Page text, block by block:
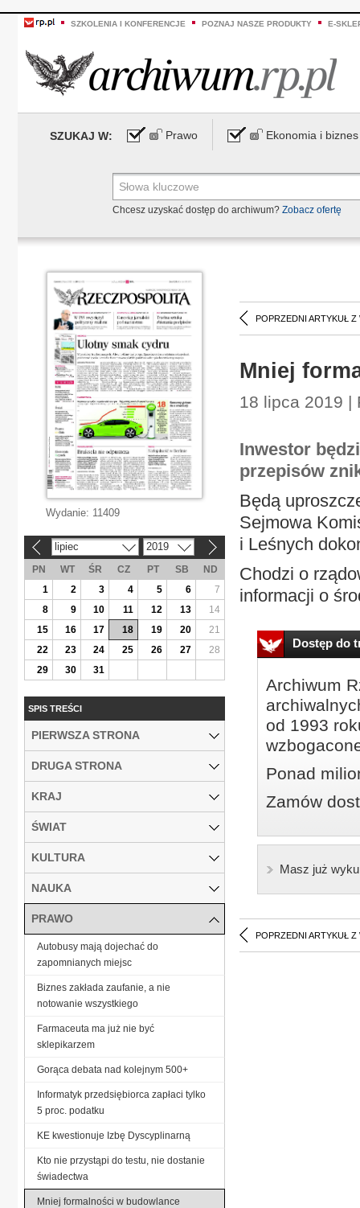
SZKOLENIA I KONFERENCJE POZNAJ NASZE PRODUKTY E-
SZUKAJ W: Prawo Ekonomia i biznes
Chcesz uzyskać dostęp do archiwum? Zobacz ofertę
POPRZEDNI ARTYKUŁ Z
Mniej
18 lipca 2019 |
Inwestor
przepisów
Będą
Sejmowa
i Leśnych
Chodzi o
informacji o
Dostęp do
Archiwum
od 1993
Ponad
Zamów
Masz już
POPRZEDNI ARTYKUŁ Z
Wydanie: 11409
lipiec 2019
PN WT ŚR CZ PT SB
ND
1
2 3 4 5 6
7
8
9 10 11 12 13
14
15
16 17 18 19 20
21
22
23 24 25 26 27
28
29
30 31
SPIS TREŚCI
PIERWSZA STRONA
DRUGA STRONA
KRAJ
ŚWIAT
KULTURA
NAUKA
PRAWO
Autobusy mają dojechać do
zapomnianych miejsc
Biznes zakłada zaufanie, a nie
notowanie wszystkiego
Farmaceuta ma już nie być
sklepikarzem
Gorąca debata nad kolejnym 500+
Informatyk przedsiębiorca zapłaci tylko
5 proc. podatku
KE kwestionuje Izbę Dyscyplinarną
Kto nie przystąpi do testu, nie dostanie
świadectwa
Mniej formalności w budowlance